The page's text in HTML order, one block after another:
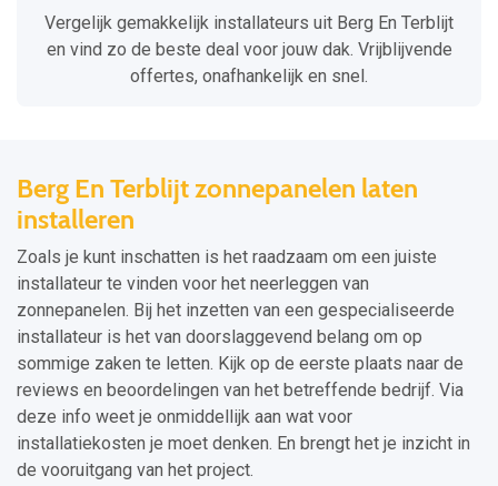
Vergelijk gemakkelijk installateurs uit Berg En Terblijt
en vind zo de beste deal voor jouw dak. Vrijblijvende
offertes, onafhankelijk en snel.
Berg En Terblijt zonnepanelen laten
installeren
Zoals je kunt inschatten is het raadzaam om een juiste
installateur te vinden voor het neerleggen van
zonnepanelen. Bij het inzetten van een gespecialiseerde
installateur is het van doorslaggevend belang om op
sommige zaken te letten. Kijk op de eerste plaats naar de
reviews en beoordelingen van het betreffende bedrijf. Via
deze info weet je onmiddellijk aan wat voor
installatiekosten je moet denken. En brengt het je inzicht in
de vooruitgang van het project.